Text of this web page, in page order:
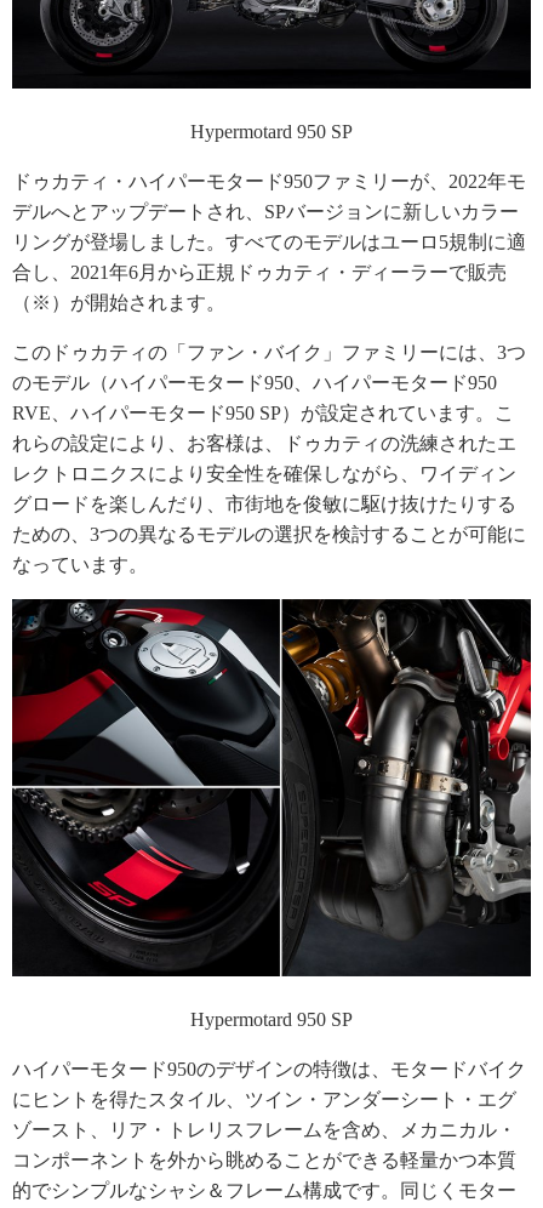
Hypermotard 950 SP
ドゥカティ・ハイパーモタード950ファミリーが、2022年モ
デルへとアップデートされ、SPバージョンに新しいカラー
リングが登場しました。すべてのモデルはユーロ5規制に適
合し、2021年6月から正規ドゥカティ・ディーラーで販売
（※）が開始されます。
このドゥカティの「ファン・バイク」ファミリーには、3つ
のモデル（ハイパーモタード950、ハイパーモタード950
RVE、ハイパーモタード950 SP）が設定されています。こ
れらの設定により、お客様は、ドゥカティの洗練されたエ
レクトロニクスにより安全性を確保しながら、ワイディン
グロードを楽しんだり、市街地を俊敏に駆け抜けたりする
ための、3つの異なるモデルの選択を検討することが可能に
なっています。
Hypermotard 950 SP
ハイパーモタード950のデザインの特徴は、モタードバイク
にヒントを得たスタイル、ツイン・アンダーシート・エグ
ゾースト、リア・トレリスフレームを含め、メカニカル・
コンポーネントを外から眺めることができる軽量かつ本質
的でシンプルなシャシ＆フレーム構成です。同じくモター